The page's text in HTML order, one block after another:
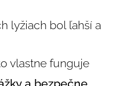
lyžiach bol ľahší a
vlastne funguje
a bezpečne